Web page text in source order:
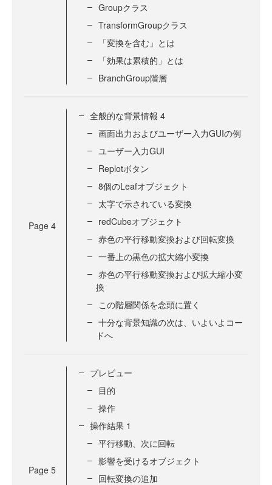
Groupクラス
TransformGroupクラス
「変換を含む」とは
「効果は累積的」とは
BranchGroup階層
Page 4
全般的な背景情報 4
画面出力およびユーザー入力GUIの例
ユーザー入力GUI
Replotボタン
8個のLeafオブジェクト
太字で示されている変換
redCubeオブジェクト
赤色の平行移動変換および回転変換
一番上の黒色の拡大縮小変換
赤色の平行移動変換および拡大縮小変
換
この階層関係を念頭に置く
十分な背景知識の次は、いよいよコー
ドへ
Page 5
プレビュー
目的
操作
操作結果 1
平行移動、次に回転
影響を受けるオブジェクト
回転変換の追加